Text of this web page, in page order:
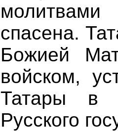
спасена.
Божией
войском,
Татары в
Русского